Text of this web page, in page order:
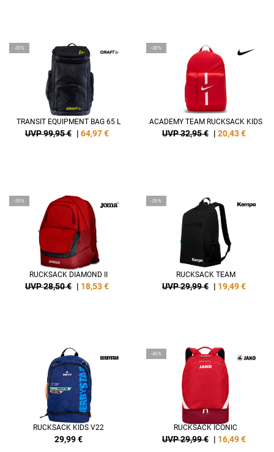
-35%
TRANSIT EQUIPMENT BAG 65 L
UVP 99,95 € | 64,97€
-38%
ACADEMY TEAM RUCKSACK KIDS
UVP 32,95 € | 20,43€
-35%
RUCKSACK DIAMOND II
UVP 28,50 € | 18,53€
-35%
RUCKSACK TEAM
UVP 29,99 € | 19,49€
RUCKSACK KIDS V22
29,99€
-45%
RUCKSACK ICONIC
UVP 29,99 € | 16,49€